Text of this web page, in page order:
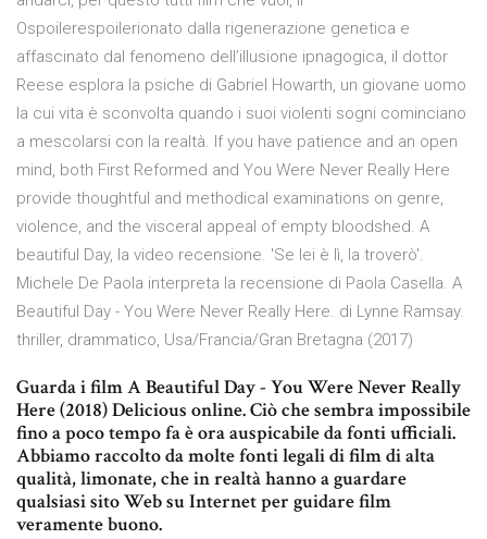
Ospoilerespoilerionato dalla rigenerazione genetica e
affascinato dal fenomeno dell’illusione ipnagogica, il dottor
Reese esplora la psiche di Gabriel Howarth, un giovane uomo
la cui vita è sconvolta quando i suoi violenti sogni cominciano
a mescolarsi con la realtà. If you have patience and an open
mind, both First Reformed and You Were Never Really Here
provide thoughtful and methodical examinations on genre,
violence, and the visceral appeal of empty bloodshed. A
beautiful Day, la video recensione. 'Se lei è lì, la troverò'.
Michele De Paola interpreta la recensione di Paola Casella. A
Beautiful Day - You Were Never Really Here. di Lynne Ramsay.
thriller, drammatico, Usa/Francia/Gran Bretagna (2017)
Guarda i film A Beautiful Day - You Were Never Really
Here (2018) Delicious online. Ciò che sembra impossibile
fino a poco tempo fa è ora auspicabile da fonti ufficiali.
Abbiamo raccolto da molte fonti legali di film di alta
qualità, limonate, che in realtà hanno a guardare
qualsiasi sito Web su Internet per guidare film
veramente buono.